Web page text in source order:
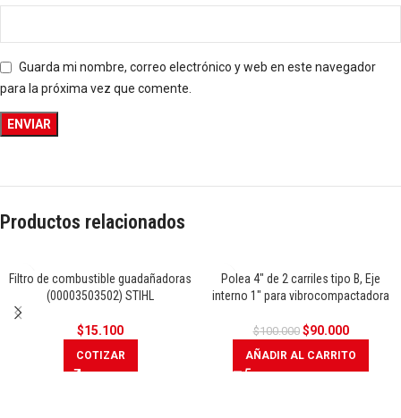
Guarda mi nombre, correo electrónico y web en este navegador
para la próxima vez que comente.
Productos relacionados
Filtro de combustible guadañadoras
(00003503502) STIHL
$15.100
COTIZAR
Polea 4″ de 2 carriles tipo B, Eje
interno 1″ para vibrocompactadora
$100.000 $90.000
AÑADIR AL CARRITO